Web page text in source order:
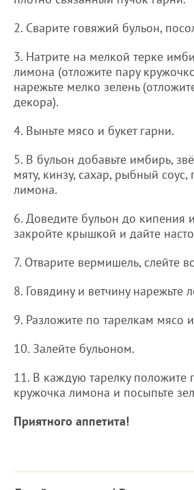
2. Сварите говяжий бульон,
3. Натрите на мелкой терке
лимона (отложите пару
нарежьте мелко зелень
декора).
4. Выньте мясо и букет гарни.
5. В бульон добавьте имбирь,
мяту, кинзу, сахар, рыбный соус,
лимона.
6. Доведите бульон до кипения
закройте крышкой и дайте
7. Отварите вермишель, слейте
8. Говядину и ветчину нарежьте
9. Разложите по тарелкам мясо
10. Залейте бульоном.
11. В каждую тарелку положите
кружочка лимона и посыпьте
Приятного аппетита!